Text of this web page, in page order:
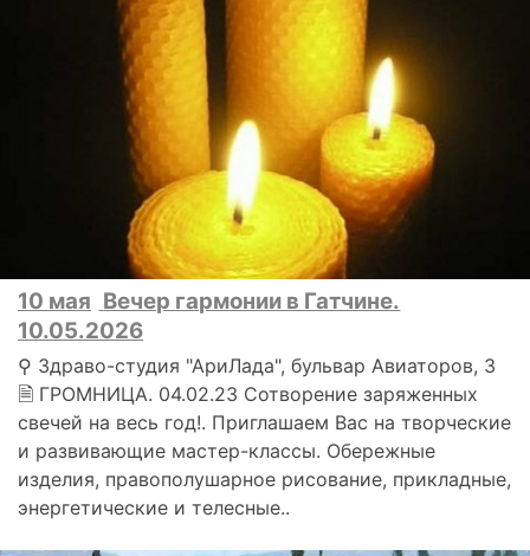
10 мая Вечер гармонии в Гатчине.
10.05.2026
⚲ Здраво-студия "АриЛада", бульвар Авиаторов, 3
🗎 ГРОМНИЦА. 04.02.23 Сотворение заряженных
свечей на весь год!. Приглашаем Вас на творческие
и развивающие мастер-классы. Обережные
изделия, правополушарное рисование, прикладные,
энергетические и телесные..